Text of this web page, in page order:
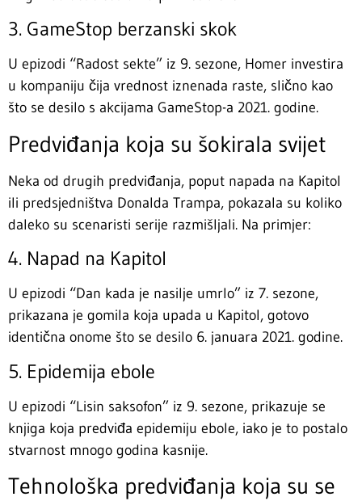
3. GameStop berzanski skok
U epizodi “Radost sekte” iz 9. sezone, Homer investira
u kompaniju čija vrednost iznenada raste, slično kao
što se desilo s akcijama GameStop-a 2021. godine.
Predviđanja koja su šokirala svijet
Neka od drugih predviđanja, poput napada na Kapitol
ili predsjedništva Donalda Trampa, pokazala su koliko
daleko su scenaristi serije razmišljali. Na primjer:
4. Napad na Kapitol
U epizodi “Dan kada je nasilje umrlo” iz 7. sezone,
prikazana je gomila koja upada u Kapitol, gotovo
identična onome što se desilo 6. januara 2021. godine.
5. Epidemija ebole
U epizodi “Lisin saksofon” iz 9. sezone, prikazuje se
knjiga koja predviđa epidemiju ebole, iako je to postalo
stvarnost mnogo godina kasnije.
Tehnološka predviđanja koja su se